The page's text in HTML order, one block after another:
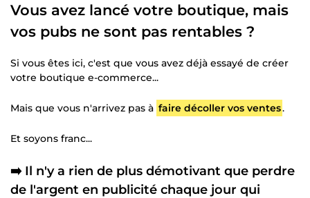
Vous avez lancé votre boutique, mais
vos pubs ne sont pas rentables ?
Si vous êtes ici, c'est que vous avez déjà essayé de créer
votre boutique e-commerce...
Mais que vous n'arrivez pas à faire décoller vos ventes.
Et soyons franc...
➡️ Il n'y a rien de plus démotivant que perdre
de l'argent en publicité chaque jour qui